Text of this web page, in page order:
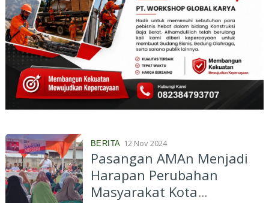
BERITA 12 Nov 2024
Pasangan AMAn Menjadi
Harapan Perubahan
Masyarakat Kota